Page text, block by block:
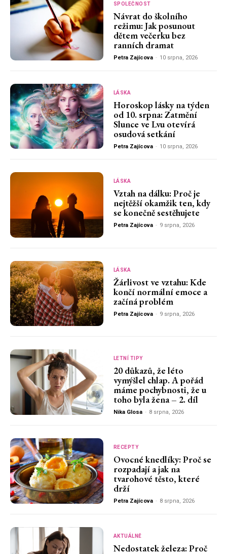
SPOLEČNOST
Návrat do školního
režimu: Jak posunout
dětem večerku bez
ranních dramat
Petra Zajícova - 10 srpna, 2026
LÁSKA
Horoskop lásky na týden
od 10. srpna: Zatmění
Slunce ve Lvu otevírá
osudová setkání
Petra Zajícova - 10 srpna, 2026
LÁSKA
Vztah na dálku: Proč je
nejtěžší okamžik ten, kdy
se konečně sestěhujete
Petra Zajícova - 9 srpna, 2026
LÁSKA
Žárlivost ve vztahu: Kde
končí normální emoce a
začíná problém
Petra Zajícova - 9 srpna, 2026
LETNÍ TIPY
20 důkazů, že léto
vymýšlel chlap. A pořád
máme pochybnosti, že u
toho byla žena – 2. díl
Nika Glosa - 8 srpna, 2026
RECEPTY
Ovocné knedlíky: Proč se
rozpadají a jak na
tvarohové těsto, které
drží
Petra Zajícova - 8 srpna, 2026
AKTUÁLNĚ
Nedostatek železa: Proč